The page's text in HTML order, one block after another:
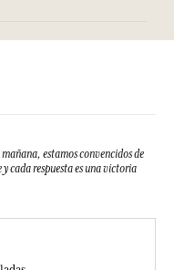
estamos convencidos de
cada respuesta es una victoria